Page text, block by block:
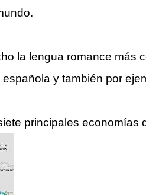
la lengua romance más
y también por
principales